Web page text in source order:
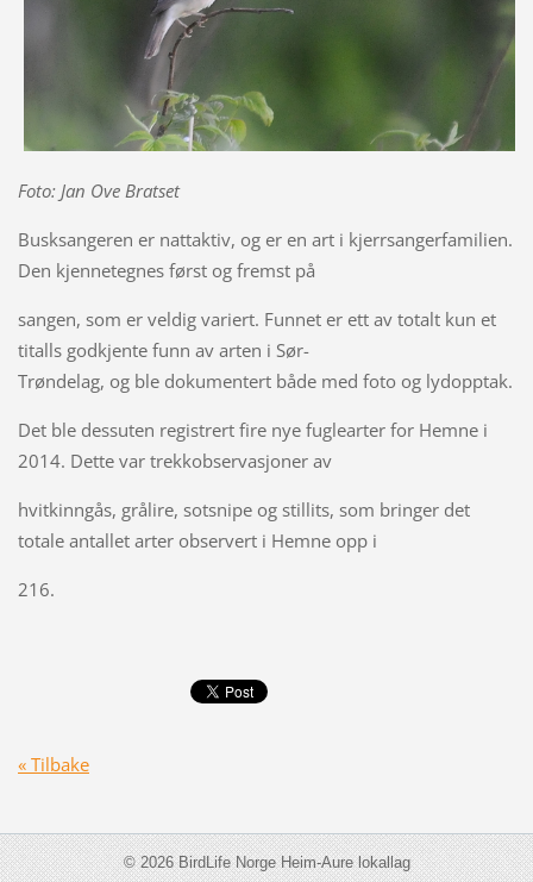
Foto: Jan Ove Bratset
Busksangeren er nattaktiv, og er en art i kjerrsangerfamilien.
Den kjennetegnes først og fremst på
sangen, som er veldig variert. Funnet er ett av totalt kun et
titalls godkjente funn av arten i Sør-
Trøndelag, og ble dokumentert både med foto og lydopptak.
Det ble dessuten registrert fire nye fuglearter for Hemne i
2014. Dette var trekkobservasjoner av
hvitkinngås, grålire, sotsnipe og stillits, som bringer det
totale antallet arter observert i Hemne opp i
216.
« Tilbake
© 2026 BirdLife Norge Heim-Aure lokallag